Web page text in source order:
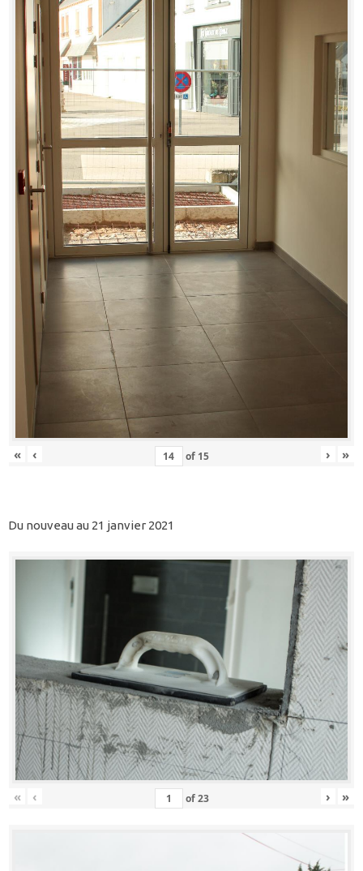
« ‹ of 15 › »
Du nouveau au 21 janvier 2021
« ‹ of23 › »